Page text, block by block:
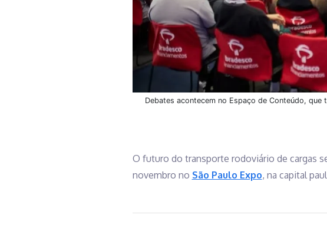
Debates acontecem no Espaço de Conteúdo,
O futuro do transporte rodoviário de cargas
novembro no São Paulo Expo, na capital